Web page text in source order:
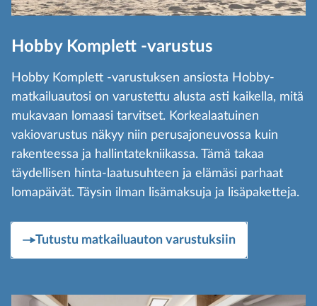
Hobby Komplett -varustus
Hobby Komplett -varustuksen ansiosta Hobby-
matkailuautosi on varustettu alusta asti kaikella, mitä
mukavaan lomaasi tarvitset. Korkealaatuinen
vakiovarustus näkyy niin perusajoneuvossa kuin
rakenteessa ja hallintatekniikassa. Tämä takaa
täydellisen hinta-laatusuhteen ja elämäsi parhaat
lomapäivät. Täysin ilman lisämaksuja ja lisäpaketteja.
Tutustu matkailuauton varustuksiin